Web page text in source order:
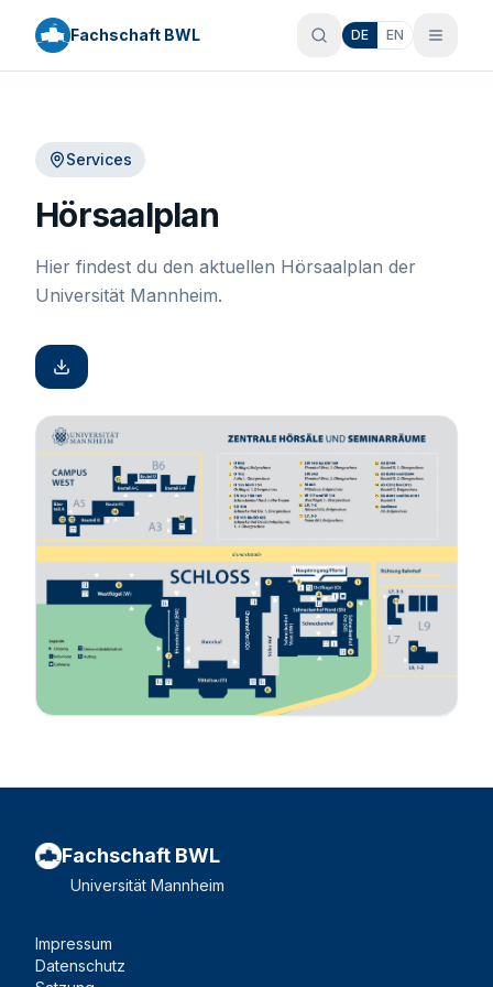
Fachschaft BWL DE EN
Services
Hörsaalplan
Hier findest du den aktuellen Hörsaalplan der
Universität Mannheim.
Fachschaft BWL
Universität Mannheim
Impressum
Datenschutz